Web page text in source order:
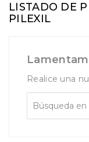
LISTADO DE
PILEXIL
Realice una